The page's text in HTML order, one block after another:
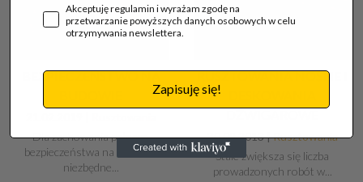
BEZPIECZEŃSTWO NA
Dla zachowania pełnego
bezpieczeństwa na budowie
niezbędne...
RUSZTOWANIA NOŚNE I
30.09.2013 |Rusztowania
Stale zwiększa się liczba
prowadzonych robót w...
Akceptuję regulamin i wyrażam zgodę na
przetwarzanie powyższych danych osobowych w celu
otrzymywania newslettera.
Zapisuję się!